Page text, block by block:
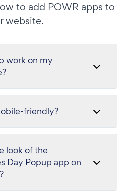
to add POWR apps to
website.
work on my
friendly?
look of the
Day Popup app on